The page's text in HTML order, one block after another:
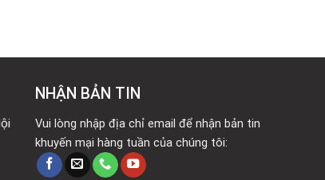
NHẬN BẢN TIN
Vui lòng nhập địa chỉ email để nhận bản tin
khuyến mại hàng tuần của chúng tôi: